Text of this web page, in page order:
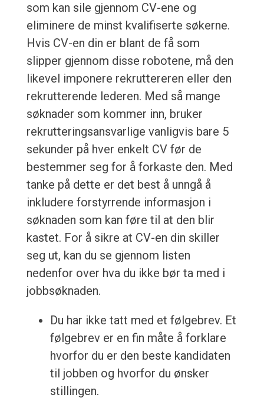
som kan sile gjennom CV-ene og
eliminere de minst kvalifiserte søkerne.
Hvis CV-en din er blant de få som
slipper gjennom disse robotene, må den
likevel imponere rekruttereren eller den
rekrutterende lederen. Med så mange
søknader som kommer inn, bruker
rekrutteringsansvarlige vanligvis bare 5
sekunder på hver enkelt CV før de
bestemmer seg for å forkaste den. Med
tanke på dette er det best å unngå å
inkludere forstyrrende informasjon i
søknaden som kan føre til at den blir
kastet. For å sikre at CV-en din skiller
seg ut, kan du se gjennom listen
nedenfor over hva du ikke bør ta med i
jobbsøknaden.
Du har ikke tatt med et følgebrev. Et
følgebrev er en fin måte å forklare
hvorfor du er den beste kandidaten
til jobben og hvorfor du ønsker
stillingen.